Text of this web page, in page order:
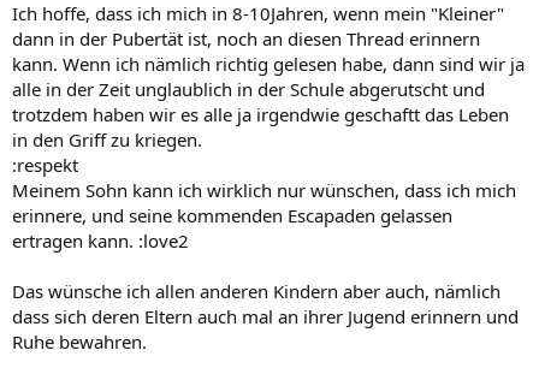
Ich hoffe, dass ich mich in 8-10Jahren, wenn mein "Kleiner"
dann in der Pubertät ist, noch an diesen Thread erinnern
kann. Wenn ich nämlich richtig gelesen habe, dann sind wir ja
alle in der Zeit unglaublich in der Schule abgerutscht und
trotzdem haben wir es alle ja irgendwie geschaftt das Leben
in den Griff zu kriegen.
:respekt
Meinem Sohn kann ich wirklich nur wünschen, dass ich mich
erinnere, und seine kommenden Escapaden gelassen
ertragen kann. :love2
Das wünsche ich allen anderen Kindern aber auch, nämlich
dass sich deren Eltern auch mal an ihrer Jugend erinnern und
Ruhe bewahren.